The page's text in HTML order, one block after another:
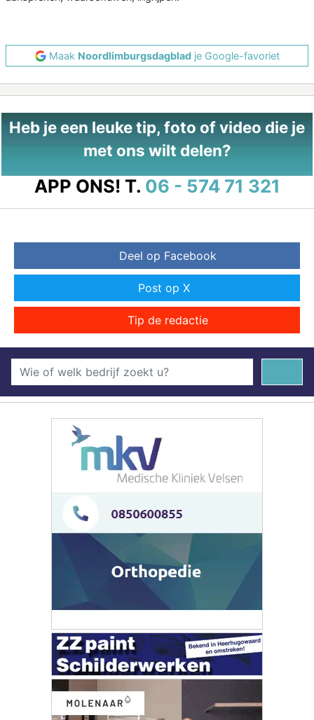
Maak Noordlimburgsdagbladje Google-favoriet
Heb je een leuke tip, foto of video die je
met ons wilt delen?
APP ONS! T. 06 - 574 71 321
Deel op Facebook
Post op X
Tip de redactie